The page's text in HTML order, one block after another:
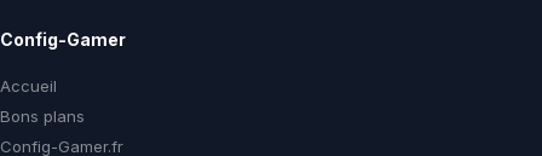
Config-Gamer
Accueil
Bons plans
Config-Gamer.fr